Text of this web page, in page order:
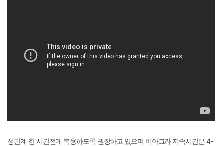
성관계 한 시간전에 복용하도록 권장하고 있으며 비아그라 지속시간은 4-